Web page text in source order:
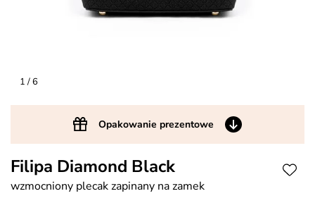
1/ 6
Opakowanie prezentowe
Filipa Diamond Black
wzmocniony plecak zapinany na zamek